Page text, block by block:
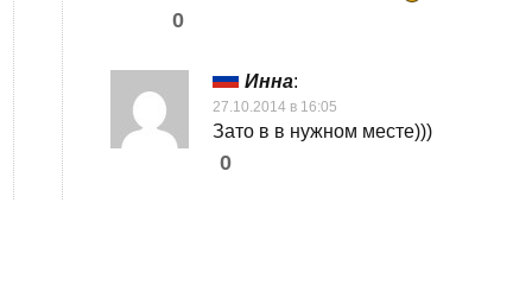
0
Инна:
27.10.2014 в 16:05
Зато в в нужном месте)))
0